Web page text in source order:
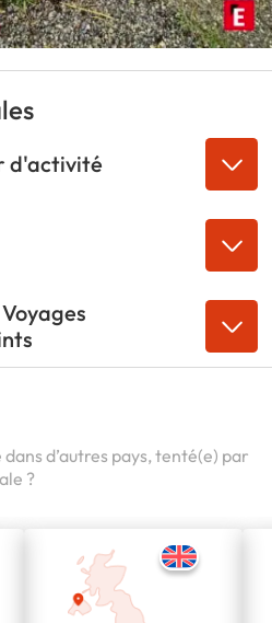
d'activité
d’autres pays, tenté(e) par
?